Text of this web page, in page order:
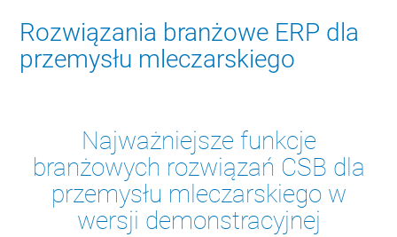
Rozwiązania branżowe ERP dla
przemysłu mleczarskiego
Najważniejsze funkcje
branżowych rozwiązań CSB dla
przemysłu mleczarskiego w
wersji demonstracyjnej